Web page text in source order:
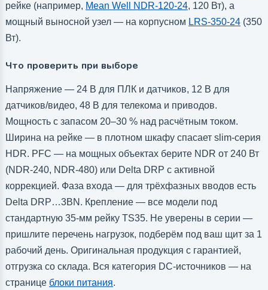
рейке (например, Mean Well NDR-120-24, 120 Вт), а
мощный выносной узел — на корпусном LRS-350-24(350
Вт).
Что проверить при выборе
Напряжение — 24 В для ПЛК и датчиков, 12 В для
датчиков/видео, 48 В для телекома и приводов.
Мощность с запасом 20–30 % над расчётным током.
Ширина на рейке — в плотном шкафу спасает slim-серия
HDR. PFC — на мощных объектах берите NDR от 240 Вт
(NDR-240, NDR-480) или Delta DRP с активной
коррекцией. Фаза входа — для трёхфазных вводов есть
Delta DRP…3BN. Крепление — все модели под
стандартную 35-мм рейку TS35. Не уверены в серии —
пришлите перечень нагрузок, подберём под ваш щит за 1
рабочий день. Оригинальная продукция с гарантией,
отгрузка со склада. Вся категория DC-источников — на
странице блоки питания.